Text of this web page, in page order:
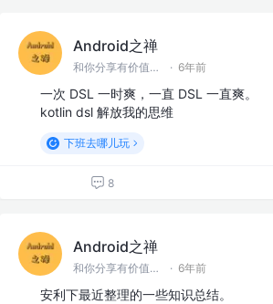
Android之禅
和你分享有价值有思考的技术文章 @微信 Ming_Lyan · 6年前
一次 DSL 一时爽，一直 DSL 一直爽。
kotlin dsl 解放我的思维
下班去哪儿玩
8
Android之禅
和你分享有价值有思考的技术文章 @微信 Ming_Lyan · 6年前
安利下最近整理的一些知识总结。